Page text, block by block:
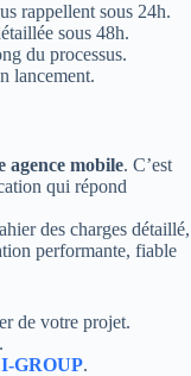
rappellent sous 24h.
sous 48h.
du processus.
lancement.
agence mobile. C’est
qui répond
des charges détaillé,
performante, fiable
de votre projet.
.
GROUP.